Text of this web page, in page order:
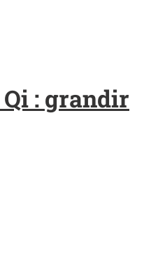
Qi : grandir